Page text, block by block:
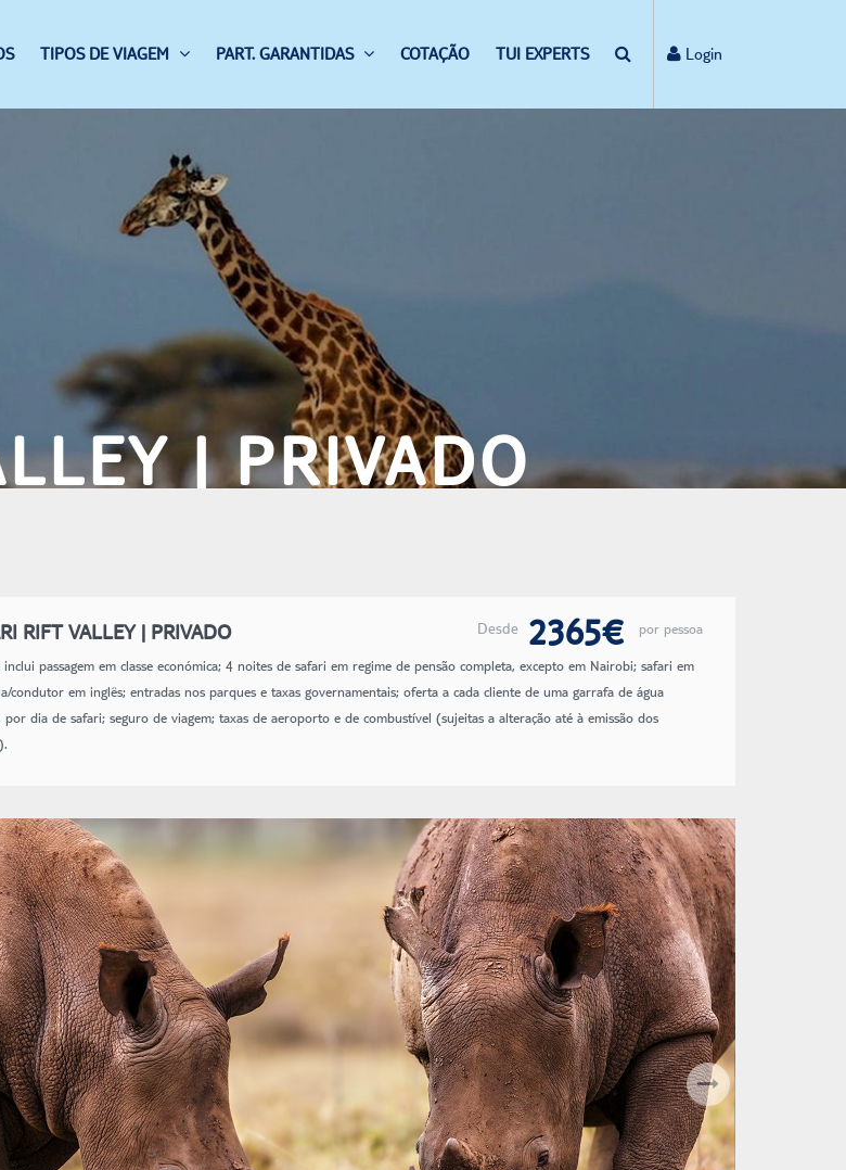
TIPOS DE VIAGEM PART. GARANTIDAS COTAÇÃO TUI EXPERTS Login
| PRIVADO
RIFT VALLEY | PRIVADO Desde 2365€ por pessoa
passagem em classe económica; 4 noites de safari em regime de pensão completa, excepto em Nairobi; safari em
condutor em inglês; entradas nos parques e taxas governamentais; oferta a cada cliente de uma garrafa de água
por dia de safari; seguro de viagem; taxas de aeroporto e de combustível (sujeitas a alteração até à emissão dos